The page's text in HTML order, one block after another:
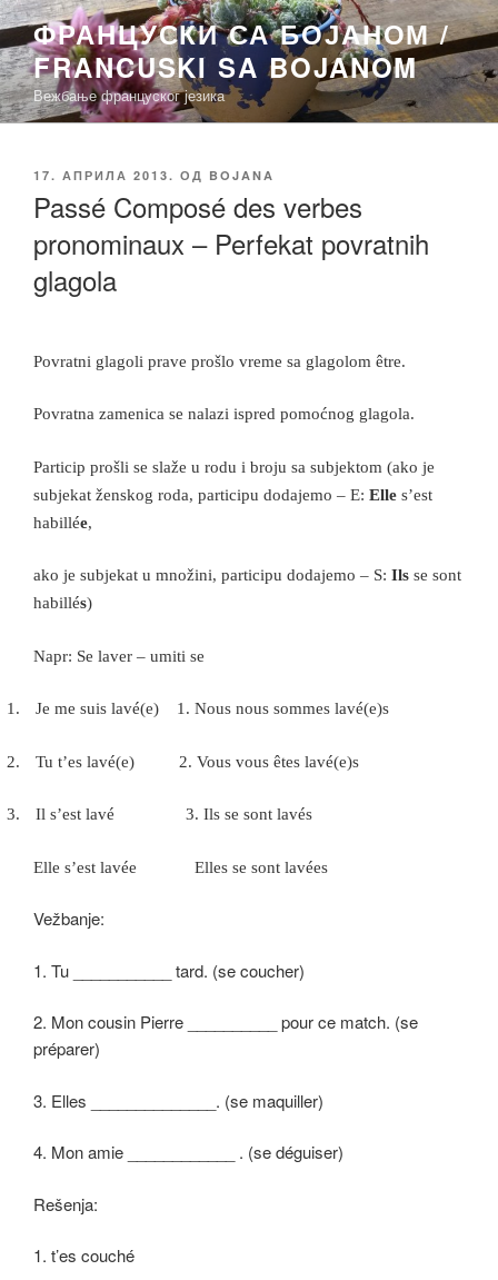
Скочи
на
садржај
ФРАНЦУСКИ СА БОЈАНОМ /
FRANCUSKI SA BOJANOM
Вежбање француског језика
ОБЈАВЉЕНО
17. АПРИЛА 2013. ОД BOJANA
Passé Composé des verbes
pronominaux – Perfekat povratnih
glagola
Povratni glagoli prave prošlo vreme sa glagolom être.
Povratna zamenica se nalazi ispred pomoćnog glagola.
Particip prošli se slaže u rodu i broju sa subjektom (ako je
subjekat ženskog roda, participu dodajemo – E: Elle s’est
habillée,
ako je subjekat u množini, participu dodajemo – S: Ils se sont
habillés)
Napr: Se laver – umiti se
1. Je me suis lavé(e) 1. Nous nous sommes lavé(e)s
2. Tu t’es lavé(e) 2. Vous vous êtes lavé(e)s
3. Il s’est lavé 3. Ils se sont lavés
Elle s’est lavée Elles se sont lavées
Vežbanje:
1. Tu ___________ tard. (se coucher)
2. Mon cousin Pierre __________ pour ce match. (se
préparer)
3. Elles ______________. (se maquiller)
4. Mon amie ____________ . (se déguiser)
Rešenja:
1. t’es couché